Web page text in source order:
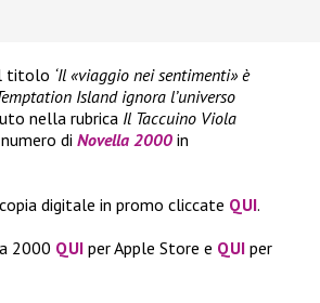
titolo ‘Il «viaggio nei sentimenti» è
Island ignora l’universo
nella rubrica Il Taccuino Viola
di Novella 2000 in
digitale in promo cliccate QUI.
2000 QUI per Apple Store e QUI per